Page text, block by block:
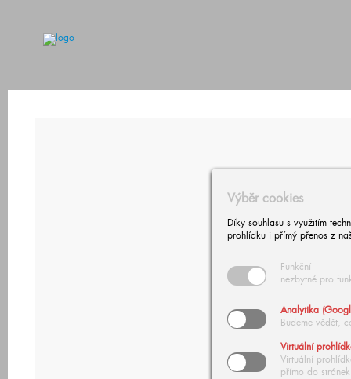
Výběr cookies
Díky souhlasu s využitím
prohlídku i přímý přenos z
Funkční
nezbytné pro
Analytika
Budeme vědět,
Virtuální
Virtuální
přímo do stránek